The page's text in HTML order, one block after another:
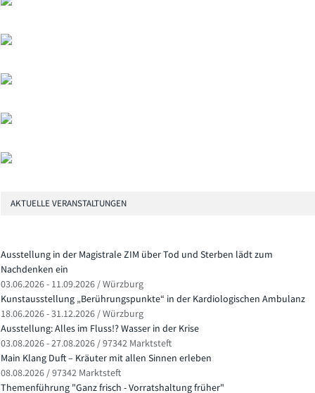
AKTUELLE VERANSTALTUNGEN
Ausstellung in der Magistrale ZIM über Tod und Sterben lädt zum
Nachdenken ein
03.06.2026 - 11.09.2026 / Würzburg
Kunstausstellung „Berührungspunkte“ in der Kardiologischen Ambulanz
18.06.2026 - 31.12.2026 / Würzburg
Ausstellung: Alles im Fluss!? Wasser in der Krise
03.08.2026 - 27.08.2026 / 97342 Marktsteft
Main Klang Duft – Kräuter mit allen Sinnen erleben
08.08.2026 / 97342 Marktsteft
Themenführung "Ganz frisch - Vorratshaltung früher"